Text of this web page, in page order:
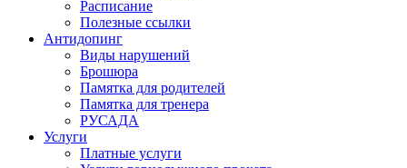
Расписание
Полезные ссылки
Антидопинг
Виды нарушений
Брошюра
Памятка для родителей
Памятка для тренера
РУСАДА
Услуги
Платные услуги